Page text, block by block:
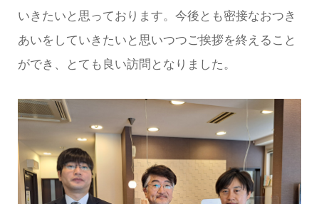
いきたいと思っております。今後とも密接なおつき
あいをしていきたいと思いつつご挨拶を終えること
ができ、とても良い訪問となりました。